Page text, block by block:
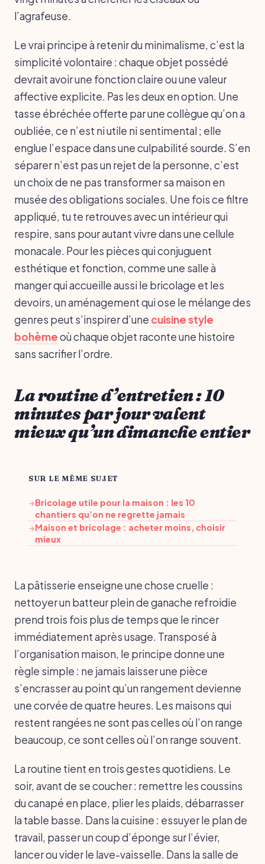
l’agrafeuse.
Le vrai principe à retenir du minimalisme, c’est la
simplicité volontaire : chaque objet possédé
devrait avoir une fonction claire ou une valeur
affective explicite. Pas les deux en option. Une
tasse ébréchée offerte par une collègue qu’on a
oubliée, ce n’est ni utile ni sentimental ; elle
englue l’espace dans une culpabilité sourde. S’en
séparer n’est pas un rejet de la personne, c’est
un choix de ne pas transformer sa maison en
musée des obligations sociales. Une fois ce filtre
appliqué, tu te retrouves avec un intérieur qui
respire, sans pour autant vivre dans une cellule
monacale. Pour les pièces qui conjuguent
esthétique et fonction, comme une salle à
manger qui accueille aussi le bricolage et les
devoirs, un aménagement qui ose le mélange des
genres peut s’inspirer d’une cuisine style
bohèmeoù chaque objet raconte une histoire
sans sacrifier l’ordre.
La routine d’entretien : 10
minutes par jour valent
mieux qu’un dimanche entier
SUR LE MÊME SUJET
→Bricolage utile pour la maison : les 10
chantiers qu’on ne regrette jamais
→Maison et bricolage : acheter moins, choisir
mieux
La pâtisserie enseigne une chose cruelle :
nettoyer un batteur plein de ganache refroidie
prend trois fois plus de temps que le rincer
immédiatement après usage. Transposé à
l’organisation maison, le principe donne une
règle simple : ne jamais laisser une pièce
s’encrasser au point qu’un rangement devienne
une corvée de quatre heures. Les maisons qui
restent rangées ne sont pas celles où l’on range
beaucoup, ce sont celles où l’on range souvent.
La routine tient en trois gestes quotidiens. Le
soir, avant de se coucher : remettre les coussins
du canapé en place, plier les plaids, débarrasser
la table basse. Dans la cuisine : essuyer le plan de
travail, passer un coup d’éponge sur l’évier,
lancer ou vider le lave-vaisselle. Dans la salle de